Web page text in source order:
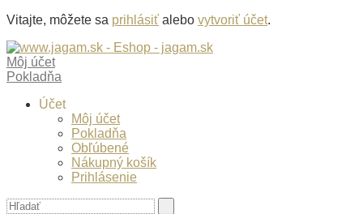
Vitajte, môžete sa prihlásiť alebo vytvoriť účet.
Môj účet
Pokladňa
Účet
Môj účet
Pokladňa
Obľúbené
Nákupný košík
Prihlásenie